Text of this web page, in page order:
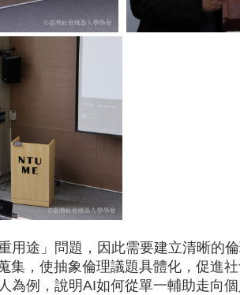
途」問題，因此需要建立清晰的
，使抽象倫理議題具體化，促進
例，說明AI如何從單一輔助走向